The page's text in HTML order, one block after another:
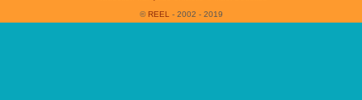
© REEL - 2002 - 2019